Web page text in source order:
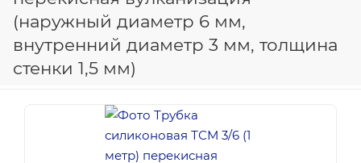
(наружный диаметр 6 мм,
внутренний диаметр 3 мм, толщина
стенки 1,5 мм)